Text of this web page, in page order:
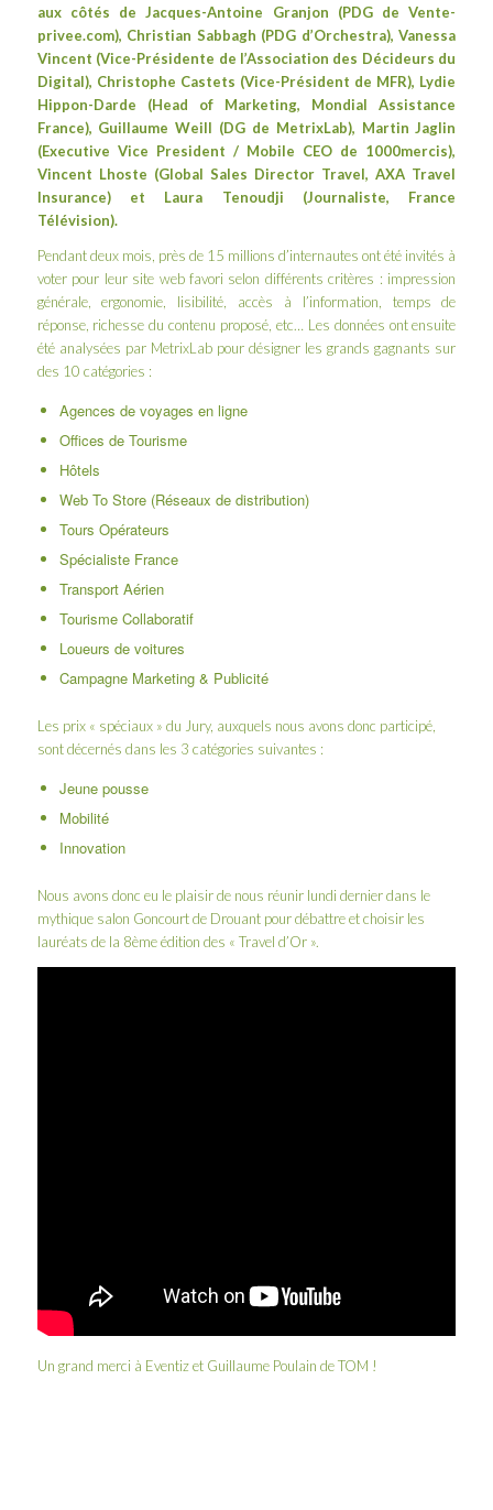
aux côtés deJacques-Antoine Granjon (PDG deVente-
privee.com), Christian Sabbagh (PDG d’Orchestra), Vanessa
Vincent (Vice-Présidente de l’Association des Décideurs du
Digital), Christophe Castets (Vice-Président de MFR), Lydie
Hippon-Darde (Head of Marketing, Mondial Assistance
France), Guillaume Weill (DG de MetrixLab), Martin Jaglin
(Executive Vice President / Mobile CEO de 1000mercis),
Vincent Lhoste (Global Sales Director Travel,AXA Travel
Insurance) et Laura Tenoudji (Journaliste, France
Télévision).
Pendant deux mois, près de 15 millions d’internautes ont été invités à
voter pour leur site web favori selon différents critères : impression
générale, ergonomie, lisibilité, accès à l’information, temps de
réponse, richesse du contenu proposé, etc… Les données ont ensuite
été analysées par MetrixLab pour désigner les grands gagnants sur
des 10 catégories :
Agences de voyages en ligne
Offices de Tourisme
Hôtels
Web To Store (Réseaux de distribution)
Tours Opérateurs
Spécialiste France
Transport Aérien
Tourisme Collaboratif
Loueurs de voitures
Campagne Marketing & Publicité
Les prix « spéciaux » du Jury, auxquels nous avons donc participé,
sont décernés dans les 3 catégories suivantes :
Jeune pousse
Mobilité
Innovation
Nous avons donc eu le plaisir de nous réunir lundi dernier dans le
mythique salon Goncourt de Drouantpour débattre et choisir les
lauréats de la 8ème édition des « Travel d’Or ».
Un grand merci à Eventizet Guillaume Poulain deTOM !